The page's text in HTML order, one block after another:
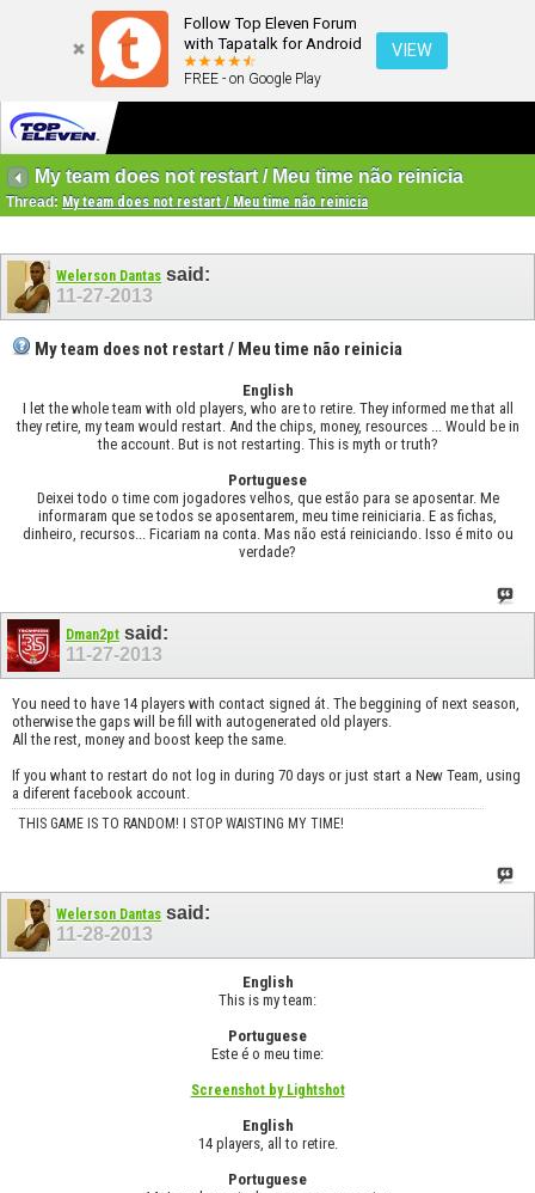
Follow Top Eleven Forum
with Tapatalk for Android
FREE - on Google Play
VIEW
My team does not restart / Meu time não reinicia
Thread: My team does not restart / Meu time não reinicia
Welerson Dantas said:
11-27-2013
My team does not restart / Meu time não reinicia
English
I let the whole team with old players, who are to retire. They informed me that all
they retire, my team would restart. And the chips, money, resources ... Would be in
the account. But is not restarting. This is myth or truth?
Portuguese
Deixei todo o time com jogadores velhos, que estão para se aposentar. Me
informaram que se todos se aposentarem, meu time reiniciaria. E as fichas,
dinheiro, recursos... Ficariam na conta. Mas não está reiniciando. Isso é mito ou
verdade?
Dman2pt said:
11-27-2013
You need to have 14 players with contact signed át. The beggining of next season,
otherwise the gaps will be fill with autogenerated old players.
All the rest, money and boost keep the same.
If you whant to restart do not log in during 70 days or just start a New Team, using
a diferent facebook account.
THIS GAME IS TO RANDOM! I STOP WAISTING MY TIME!
Welerson Dantas said:
11-28-2013
English
This is my team:
Portuguese
Este é o meu time:
Screenshot by Lightshot
English
14 players, all to retire.
Portuguese